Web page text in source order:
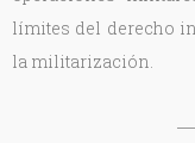
límites del derecho
la militarización.